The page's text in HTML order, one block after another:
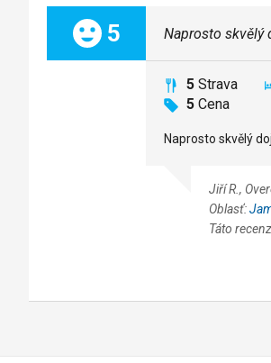
Celkom:
5 Naprosto skvělý
5 Strava
5 Cena
Naprosto skvělý
Jiří R.,
Oblasť:
Táto